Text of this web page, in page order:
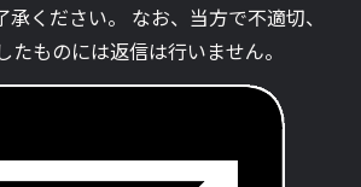
ください。 なお、当方で不適切、
たものには返信は行いません。